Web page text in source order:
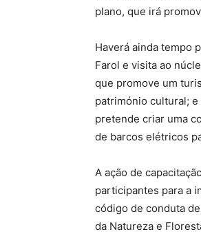
plano, que irá
Haverá ainda tempo
Farol e visita ao
que promove um
património cultural;
pretende criar uma
de barcos elétricos
A ação de
participantes para a
código de conduta
da Natureza e